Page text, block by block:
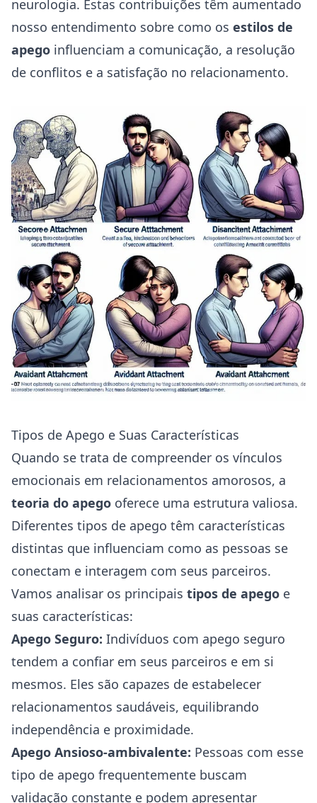
neurologia. Estas contribuições têm aumentado
nosso entendimento sobre como os estilos de
apego influenciam a comunicação, a resolução
de conflitos e a satisfação no relacionamento.
Tipos de Apego e Suas Características
Quando se trata de compreender os vínculos
emocionais em relacionamentos amorosos, a
teoria do apego oferece uma estrutura valiosa.
Diferentes tipos de apego têm características
distintas que influenciam como as pessoas se
conectam e interagem com seus parceiros.
Vamos analisar os principais tipos de apego e
suas características:
Apego Seguro: Indivíduos com apego seguro
tendem a confiar em seus parceiros e em si
mesmos. Eles são capazes de estabelecer
relacionamentos saudáveis, equilibrando
independência e proximidade.
Apego Ansioso-ambivalente: Pessoas com esse
tipo de apego frequentemente buscam
validação constante e podem apresentar